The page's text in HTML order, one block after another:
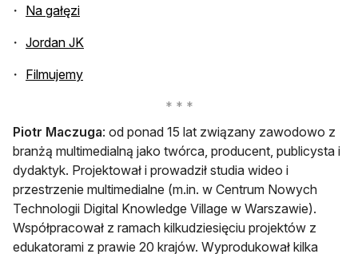
Na gałęziotwiera się w nowej karcie
Jordan JKotwiera się w nowej karcie
Filmujemyotwiera się w nowej karcie
Piotr Maczuga: od ponad 15 lat związany zawodowo z
branżą multimedialną jako twórca, producent, publicysta i
dydaktyk. Projektował i prowadził studia wideo i
przestrzenie multimedialne (m.in. w Centrum Nowych
Technologii Digital Knowledge Village w Warszawie).
Współpracował z ramach kilkudziesięciu projektów z
edukatorami z prawie 20 krajów. Wyprodukował kilka